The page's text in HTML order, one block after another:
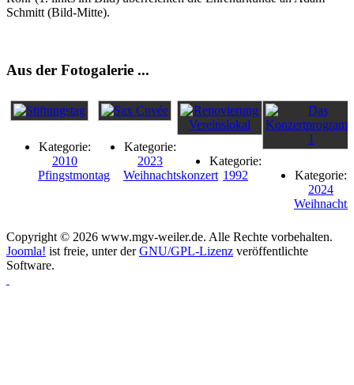
Schmitt (Bild-Mitte).
Aus der Fotogalerie ...
Kategorie:
2010
Pfingstmontag
Kategorie:
2023
Weihnachtskonzert
Kategorie:
1992
Kategorie:
2024
Copyright © 2026 www.mgv-weiler.de. Alle Rechte vorbehalten.
Joomla! ist freie, unter derGNU/GPL-Lizenz veröffentlichte
Software.